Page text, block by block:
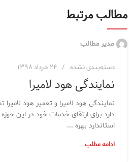
مطالب مرتبط
مدیر مطالب
دسته‌بندی نشده ۲۴ خرداد ۱۳۹۸
نمایندگی هود لامیرا
نمایندگی هود لامیرا و تعمیر هود لامیرا
دارد برای ارتقای خدمات خود در این
استاندارد بهره ...
ادامه مطلب